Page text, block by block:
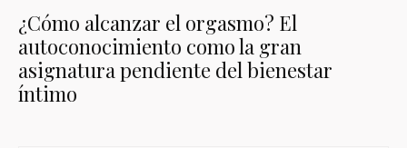
¿Cómo alcanzar el orgasmo? El
autoconocimiento como la gran
asignatura pendiente del bienestar
íntimo